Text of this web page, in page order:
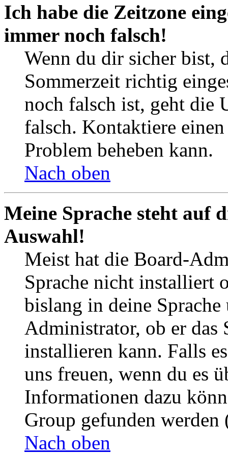
Ich habe die Zeitzone
immer noch falsch!
Wenn du dir sicher bist,
Sommerzeit richtig
noch falsch ist, geht die
falsch. Kontaktiere
Problem beheben kann.
Nach oben
Meine Sprache steht auf
Auswahl!
Meist hat die Board-
Sprache nicht installiert
bislang in deine
Administrator, ob er das
installieren kann. Falls
uns freuen, wenn du es
Informationen dazu
Group gefunden
Nach oben